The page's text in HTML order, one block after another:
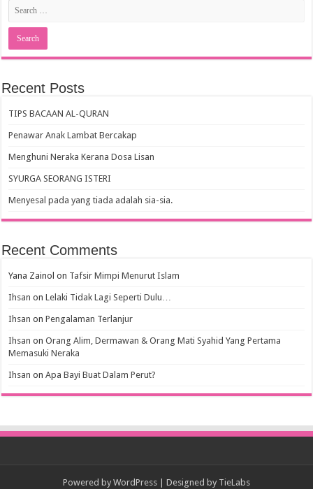
Recent Posts
TIPS BACAAN AL-QURAN
Penawar Anak Lambat Bercakap
Menghuni Neraka Kerana Dosa Lisan
SYURGA SEORANG ISTERI
Menyesal pada yang tiada adalah sia-sia.
Recent Comments
Yana Zainol on Tafsir Mimpi Menurut Islam
Ihsan onLelaki Tidak Lagi Seperti Dulu…
Ihsan onPengalaman Terlanjur
Ihsan onOrang Alim, Dermawan & Orang Mati Syahid Yang Pertama
Memasuki Neraka
Ihsan onApa Bayi Buat Dalam Perut?
Powered by WordPress | Designed by TieLabs